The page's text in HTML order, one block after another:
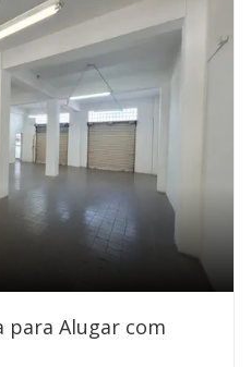
para Alugar com